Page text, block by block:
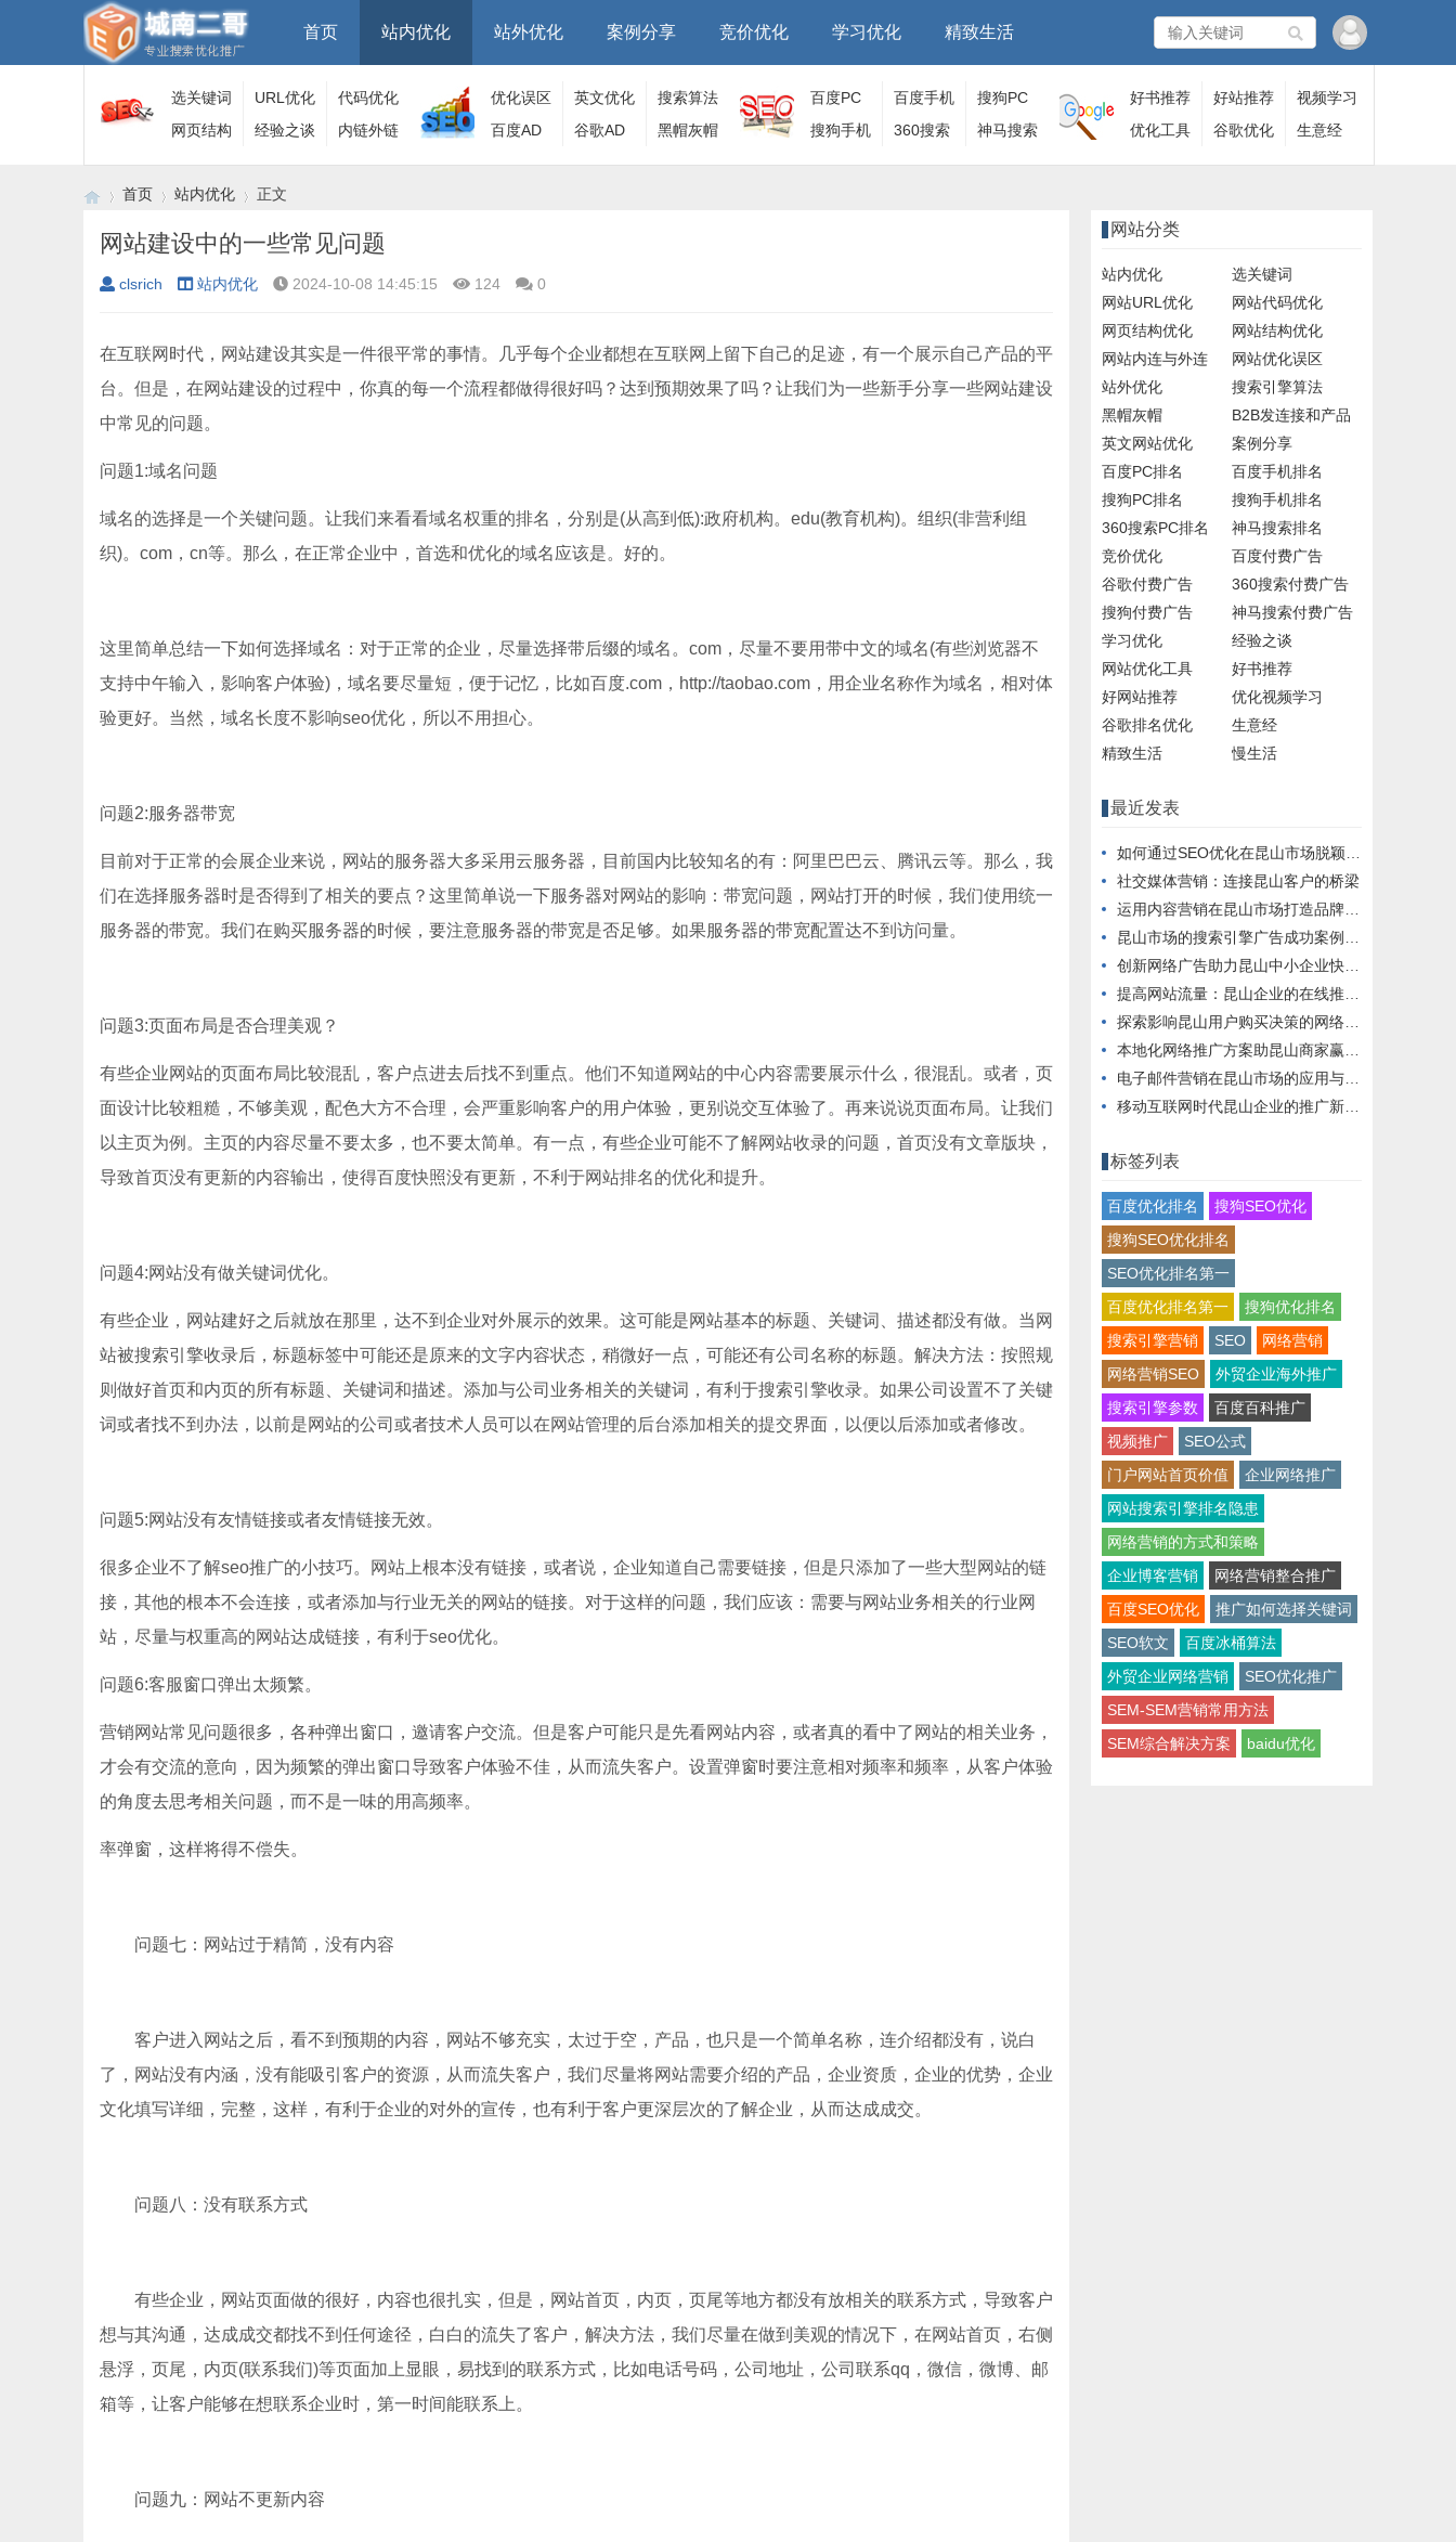
首页 站内优化 站外优化 案例分享 竞价优化 学习优化 精致生活
选关键词 URL优化
代码优化
网页结构
经验之谈 内链外链
优化误区 英文优化
搜索算法
百度AD
谷歌AD 黑帽灰帽
百度PC
端
百度手机
端
搜狗PC
端
搜狗手机
端
360搜索 神马搜索
好书推荐 好站推荐
视频学习
优化工具
谷歌优化 生意经
›
首页
›
站内优化
›
正文
网站建设中的一些常见问题
clsrich 站内优化 2024-10-08 14:45:15 124 0
在互联网时代，网站建设其实是一件很平常的事情。几乎每个企业都想在互联网上留下自己的足迹，有一个展示自己产品的平
台。但是，在网站建设的过程中，你真的每一个流程都做得很好吗？达到预期效果了吗？让我们为一些新手分享一些网站建设
中常见的问题。
问题1:域名问题
域名的选择是一个关键问题。让我们来看看域名权重的排名，分别是(从高到低):政府机构。edu(教育机构)。组织(非营利组
织)。com，cn等。那么，在正常企业中，首选和优化的域名应该是。好的。
这里简单总结一下如何选择域名：对于正常的企业，尽量选择带后缀的域名。com，尽量不要用带中文的域名(有些浏览器不
支持中午输入，影响客户体验)，域名要尽量短，便于记忆，比如百度.com，http://taobao.com，用企业名称作为域名，相对体
验更好。当然，域名长度不影响seo优化，所以不用担心。
问题2:服务器带宽
目前对于正常的会展企业来说，网站的服务器大多采用云服务器，目前国内比较知名的有：阿里巴巴云、腾讯云等。那么，我
们在选择服务器时是否得到了相关的要点？这里简单说一下服务器对网站的影响：带宽问题，网站打开的时候，我们使用统一
服务器的带宽。我们在购买服务器的时候，要注意服务器的带宽是否足够。如果服务器的带宽配置达不到访问量。
问题3:页面布局是否合理美观？
有些企业网站的页面布局比较混乱，客户点进去后找不到重点。他们不知道网站的中心内容需要展示什么，很混乱。或者，页
面设计比较粗糙，不够美观，配色大方不合理，会严重影响客户的用户体验，更别说交互体验了。再来说说页面布局。让我们
以主页为例。主页的内容尽量不要太多，也不要太简单。有一点，有些企业可能不了解网站收录的问题，首页没有文章版块，
导致首页没有更新的内容输出，使得百度快照没有更新，不利于网站排名的优化和提升。
问题4:网站没有做关键词优化。
有些企业，网站建好之后就放在那里，达不到企业对外展示的效果。这可能是网站基本的标题、关键词、描述都没有做。当网
站被搜索引擎收录后，标题标签中可能还是原来的文字内容状态，稍微好一点，可能还有公司名称的标题。解决方法：按照规
则做好首页和内页的所有标题、关键词和描述。添加与公司业务相关的关键词，有利于搜索引擎收录。如果公司设置不了关键
词或者找不到办法，以前是网站的公司或者技术人员可以在网站管理的后台添加相关的提交界面，以便以后添加或者修改。
问题5:网站没有友情链接或者友情链接无效。
很多企业不了解seo推广的小技巧。网站上根本没有链接，或者说，企业知道自己需要链接，但是只添加了一些大型网站的链
接，其他的根本不会连接，或者添加与行业无关的网站的链接。对于这样的问题，我们应该：需要与网站业务相关的行业网
站，尽量与权重高的网站达成链接，有利于seo优化。
问题6:客服窗口弹出太频繁。
营销网站常见问题很多，各种弹出窗口，邀请客户交流。但是客户可能只是先看网站内容，或者真的看中了网站的相关业务，
才会有交流的意向，因为频繁的弹出窗口导致客户体验不佳，从而流失客户。设置弹窗时要注意相对频率和频率，从客户体验
的角度去思考相关问题，而不是一味的用高频率。
率弹窗，这样将得不偿失。
问题七：网站过于精简，没有内容
客户进入网站之后，看不到预期的内容，网站不够充实，太过于空，产品，也只是一个简单名称，连介绍都没有，说白
了，网站没有内涵，没有能吸引客户的资源，从而流失客户，我们尽量将网站需要介绍的产品，企业资质，企业的优势，企业
文化填写详细，完整，这样，有利于企业的对外的宣传，也有利于客户更深层次的了解企业，从而达成成交。
问题八：没有联系方式
有些企业，网站页面做的很好，内容也很扎实，但是，网站首页，内页，页尾等地方都没有放相关的联系方式，导致客户
想与其沟通，达成成交都找不到任何途径，白白的流失了客户，解决方法，我们尽量在做到美观的情况下，在网站首页，右侧
悬浮，页尾，内页(联系我们)等页面加上显眼，易找到的联系方式，比如电话号码，公司地址，公司联系qq，微信，微博、邮
箱等，让客户能够在想联系企业时，第一时间能联系上。
问题九：网站不更新内容
网站分类
站内优化
选关键词
网站URL优化
网站代码优化
网页结构优化
网站结构优化
网站内连与外连
网站优化误区
站外优化
搜索引擎算法
黑帽灰帽
B2B发连接和产品
英文网站优化
案例分享
百度PC排名
百度手机排名
搜狗PC排名
搜狗手机排名
360搜索PC排名
神马搜索排名
竞价优化
百度付费广告
谷歌付费广告
360搜索付费广告
搜狗付费广告
神马搜索付费广告
学习优化
经验之谈
网站优化工具
好书推荐
好网站推荐
优化视频学习
谷歌排名优化
生意经
精致生活
慢生活
最近发表
如何通过SEO优化在昆山市场脱颖而出
社交媒体营销：连接昆山客户的桥梁
运用内容营销在昆山市场打造品牌影响力
昆山市场的搜索引擎广告成功案例分析
创新网络广告助力昆山中小企业快速成长
提高网站流量：昆山企业的在线推广秘籍
探索影响昆山用户购买决策的网络营销手段
本地化网络推广方案助昆山商家赢得市场
电子邮件营销在昆山市场的应用与实践
移动互联网时代昆山企业的推广新思路
标签列表
百度优化排名
搜狗SEO优化
搜狗SEO优化排名
SEO优化排名第一
百度优化排名第一
搜狗优化排名
搜索引擎营销
SEO
网络营销
网络营销SEO
外贸企业海外推广
搜索引擎参数
百度百科推广
视频推广
SEO公式
门户网站首页价值
企业网络推广
网站搜索引擎排名隐患
网络营销的方式和策略
企业博客营销
网络营销整合推广
百度SEO优化
推广如何选择关键词
SEO软文
百度冰桶算法
外贸企业网络营销
SEO优化推广
SEM-SEM营销常用方法
SEM综合解决方案
baidu优化